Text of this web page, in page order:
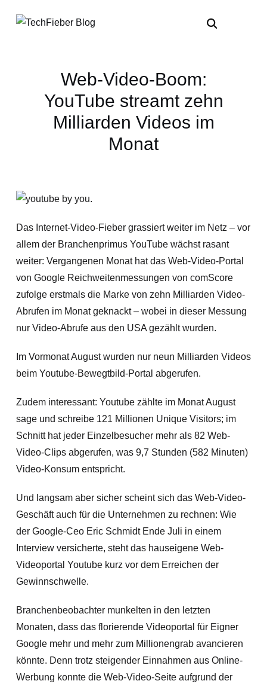
Web-Video-Boom:
YouTube streamt zehn
Milliarden Videos im
Monat
Das Internet-Video-Fieber grassiert weiter im Netz – vor
allem der Branchenprimus YouTube wächst rasant
weiter: Vergangenen Monat hat das Web-Video-Portal
von Google Reichweitenmessungen von comScore
zufolge erstmals die Marke von zehn Milliarden Video-
Abrufen im Monat geknackt – wobei in dieser Messung
nur Video-Abrufe aus den USA gezählt wurden.
Im Vormonat August wurden nur neun Milliarden Videos
beim Youtube-Bewegtbild-Portal abgerufen.
Zudem interessant: Youtube zählte im Monat August
sage und schreibe 121 Millionen Unique Visitors; im
Schnitt hat jeder Einzelbesucher mehr als 82 Web-
Video-Clips abgerufen, was 9,7 Stunden (582 Minuten)
Video-Konsum entspricht.
Und langsam aber sicher scheint sich das Web-Video-
Geschäft auch für die Unternehmen zu rechnen: Wie
der Google-Ceo Eric Schmidt Ende Juli in einem
Interview versicherte, steht das hauseigene Web-
Videoportal Youtube kurz vor dem Erreichen der
Gewinnschwelle.
Branchenbeobachter munkelten in den letzten
Monaten, dass das florierende Videoportal für Eigner
Google mehr und mehr zum Millionengrab avancieren
könnte. Denn trotz steigender Einnahmen aus Online-
Werbung konnte die Web-Video-Seite aufgrund der